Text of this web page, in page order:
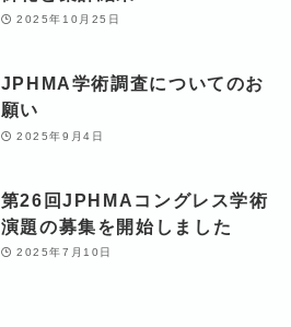
2025年10月25日
JPHMA学術調査についてのお
願い
2025年9月4日
第26回JPHMAコングレス学術
演題の募集を開始しました
2025年7月10日